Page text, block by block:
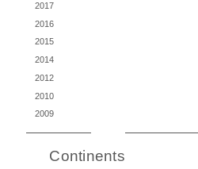
2017
2016
2015
2014
2012
2010
2009
Continents